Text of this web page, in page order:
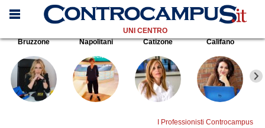
UNI CENTRO
Bruzzone
Napolitani Catizone Califano
I Professionisti Controcampus